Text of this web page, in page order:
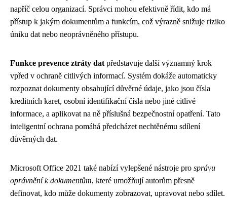
napříč celou organizací. Správci mohou efektivně řídit, kdo má
přístup k jakým dokumentům a funkcím, což výrazně snižuje riziko
úniku dat nebo neoprávněného přístupu.
Funkce prevence ztráty dat představuje další významný krok
vpřed v ochraně citlivých informací. Systém dokáže automaticky
rozpoznat dokumenty obsahující důvěrné údaje, jako jsou čísla
kreditních karet, osobní identifikační čísla nebo jiné citlivé
informace, a aplikovat na ně příslušná bezpečnostní opatření. Tato
inteligentní ochrana pomáhá předcházet nechtěnému sdílení
důvěrných dat.
Microsoft Office 2021 také nabízí vylepšené nástroje pro správu
oprávnění k dokumentům, které umožňují autorům přesně
definovat, kdo může dokumenty zobrazovat, upravovat nebo sdílet.